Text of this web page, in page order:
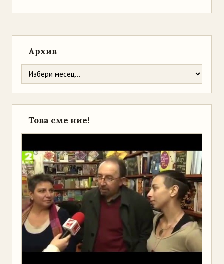
Архив
Това сме ние!